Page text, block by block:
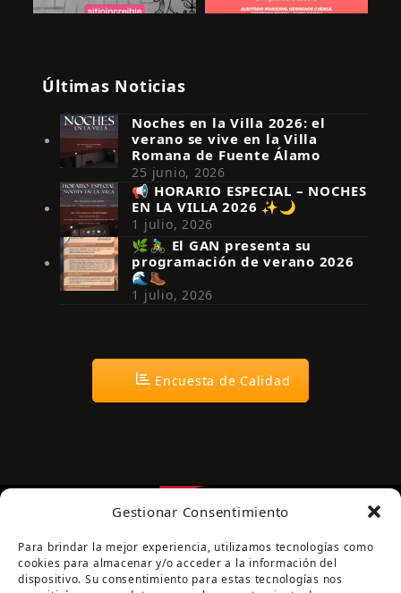
Gestionar Consentimiento
Para brindar la mejor experiencia, utilizamos tecnologías como
cookies para almacenar y/o acceder a la información del
dispositivo. Su consentimiento para estas tecnologías nos
Síguenos en Instagram
Últimas Noticias
Noches en la Villa 2026: el
verano se vive en la Villa
Romana de Fuente Álamo
25 junio, 2026
📢 HORARIO ESPECIAL – NOCHES
EN LA VILLA 2026 ✨🌙
1 julio, 2026
🌿🚴‍♂️ El GAN presenta su
programación de verano 2026
🌊🥾
1 julio, 2026
Encuesta de Calidad